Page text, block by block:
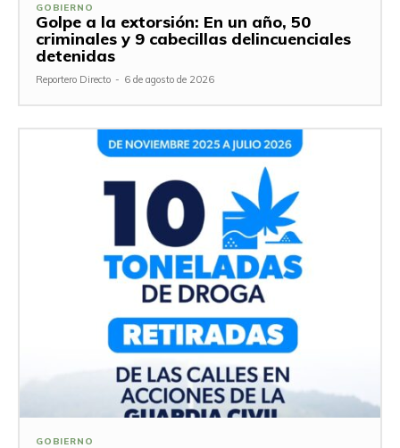
GOBIERNO
Golpe a la extorsión: En un año, 50
criminales y 9 cabecillas delincuenciales
detenidas
Reportero Directo - 6 de agosto de 2026
GOBIERNO